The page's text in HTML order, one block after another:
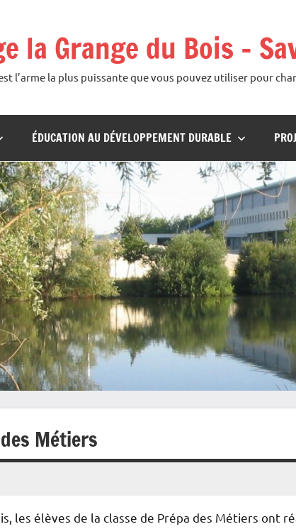
la Grange du Bois –
l’arme la plus puissante que vous pouvez utiliser pour
ÉDUCATION AU DÉVELOPPEMENT DURABLE
Métiers
les élèves de la classe de Prépa des Métiers ont